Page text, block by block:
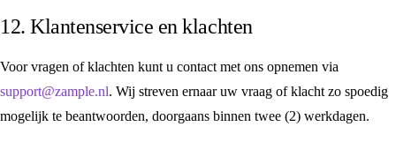
12. Klantenservice en klachten
Voor vragen of klachten kunt u contact met ons opnemen via
support@zample.nl. Wij streven ernaar uw vraag of klacht zo spoedig
mogelijk te beantwoorden, doorgaans binnen twee (2) werkdagen.